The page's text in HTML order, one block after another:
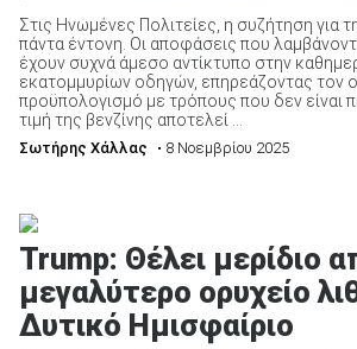
Στις Ηνωμένες Πολιτείες, η συζήτηση για
πάντα έντονη. Οι αποφάσεις που
έχουν συχνά άμεσο αντίκτυπο στην
εκατομμυρίων οδηγών, επηρεάζοντας τον
προϋπολογισμό με τρόπους που δεν είναι
τιμή της βενζίνης αποτελεί ...
Σωτήρης Χάλλας • 8 Νοεμβρίου 2025
Trump: Θέλει μερίδιο
μεγαλύτερο ορυχείο
Δυτικό Ημισφαίριο